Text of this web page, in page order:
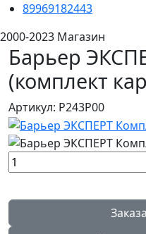
89969182443
2000-2023 Магазин
Барьер
(комплект
Артикул: Р243Р00